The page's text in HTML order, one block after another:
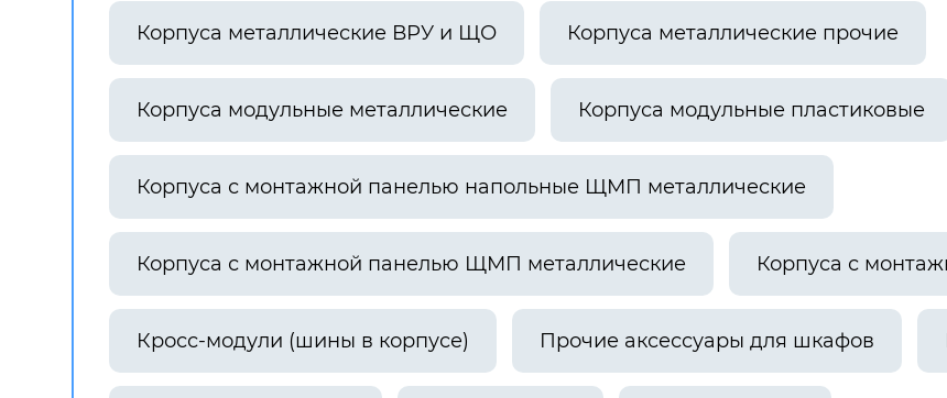
Корпуса металлические ВРУ и ЩО Корпуса металлические прочие
Корпуса модульные металлические Корпуса модульные пластиковые
Корпуса с монтажной панелью напольные ЩМП металлические
Корпуса с монтажной панелью ЩМП металлические Корпуса с
Кросс-модули (шины в корпусе) Прочие аксессуары для шкафов